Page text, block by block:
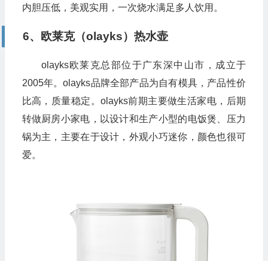
内胆压低，美观实用，一次烧水满足多人饮用。
6、欧莱克（olayks）热水壶
olayks欧莱克总部位于广东深中山市，成立于
2005年。olayks品牌全部产品为自有模具，产品性价
比高，质量稳定。olayks前期主要做生活家电，后期
转做厨房小家电，以设计和生产小型的电饭煲、压力
锅为主，主要在于设计，外观小巧迷你，颜色也很可
爱。